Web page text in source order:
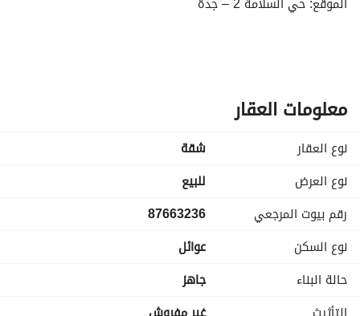
مياه
واسعة، أبواب سويدية، موقف خاص،
ضمانات إنشائية تصل إلى 20 سنة
معلومات العقار
نوع العقار
شقة
نوع العرض
للبيع
رقم بيوت المرجعي
87663236
نوع السكن
عوائل
حالة البناء
جاهز